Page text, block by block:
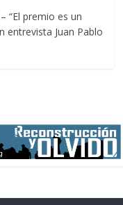
“El premio es un
entrevista Juan Pablo